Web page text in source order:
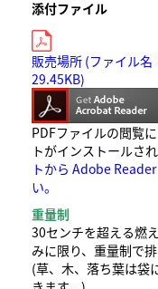
添付ファイル
販売場所 (ファイル
29.45KB)
PDFファイルの閲覧
トがインストールさ
トから Adobe
い。
重量制
30センチを超える燃
みに限り、重量制で排
(草、木、落ち葉は袋